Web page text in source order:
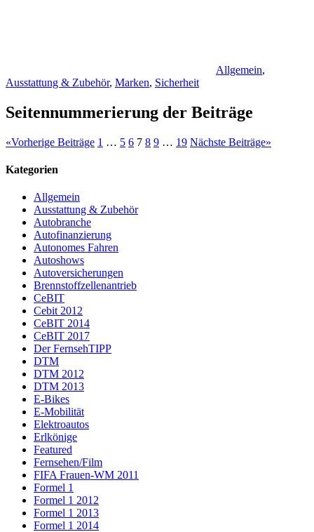
Allgemein,
Ausstattung & Zubehör, Marken, Sicherheit
Seitennummerierung der Beiträge
«Vorherige Beiträge 1 … 5 6 7 8 9 … 19 Nächste Beiträge»
Kategorien
Allgemein
Ausstattung & Zubehör
Autobranche
Autofinanzierung
Autonomes Fahren
Autoshows
Autoversicherungen
Brennstoffzellenantrieb
CeBIT
Cebit 2012
CeBIT 2014
CeBIT 2017
Der FernsehTIPP
DTM
DTM 2012
DTM 2013
E-Bikes
E-Mobilität
Elektroautos
Erlkönige
Featured
Fernsehen/Film
FIFA Frauen-WM 2011
Formel 1
Formel 1 2012
Formel 1 2013
Formel 1 2014